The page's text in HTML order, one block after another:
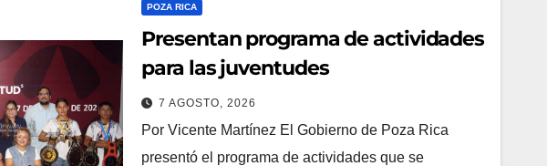
POZA RICA
Presentan programa de actividades
para las juventudes
7 AGOSTO, 2026
Por Vicente Martínez El Gobierno de Poza Rica
presentó el programa de actividades que se